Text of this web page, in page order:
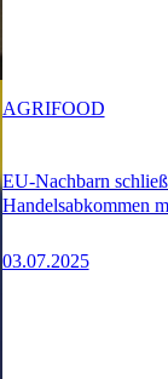
EU-Nachbarn
Handelsabkommen
03.07.2025
AGRIFOOD